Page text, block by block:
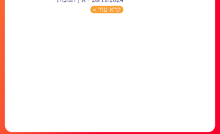
קרא עוד »